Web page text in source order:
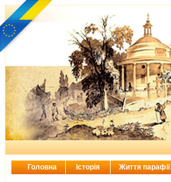
Головна Історія Життя парафії